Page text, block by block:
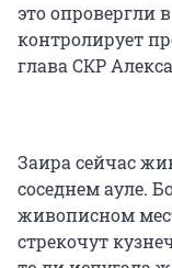
это опровергли
контролирует
глава СКР
Заира сейчас
соседнем ауле.
живописном
стрекочут